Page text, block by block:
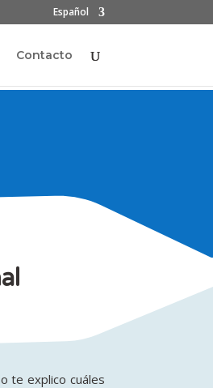
Español
Contacto
te explico cuáles